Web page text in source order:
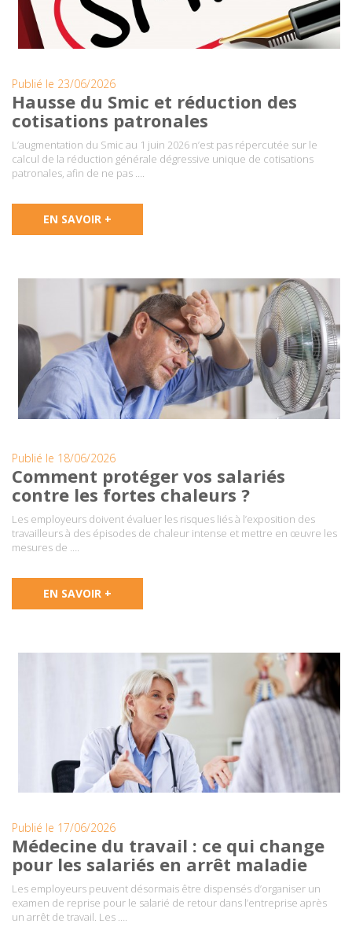
Publié le 23/06/2026
Hausse du Smic et réduction des
cotisations patronales
L’augmentation du Smic au 1 juin 2026 n’est pas répercutée sur le
calcul de la réduction générale dégressive unique de cotisations
patronales, afin de ne pas ….
EN SAVOIR +
Publié le 18/06/2026
Comment protéger vos salariés
contre les fortes chaleurs ?
Les employeurs doivent évaluer les risques liés à l’exposition des
travailleurs à des épisodes de chaleur intense et mettre en œuvre les
mesures de ….
EN SAVOIR +
Publié le 17/06/2026
Médecine du travail : ce qui change
pour les salariés en arrêt maladie
Les employeurs peuvent désormais être dispensés d’organiser un
examen de reprise pour le salarié de retour dans l’entreprise après
un arrêt de travail. Les ….